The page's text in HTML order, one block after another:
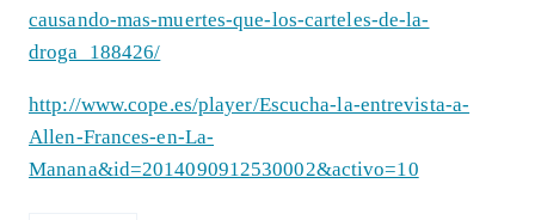
causando-mas-muertes-que-los-carteles-de-la-
droga_188426/
http://www.cope.es/player/Escucha-la-entrevista-a-
Allen-Frances-en-La-
Manana&id=2014090912530002&activo=10